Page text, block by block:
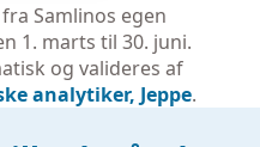
Samlinos egen
1. marts til 30. juni.
og valideres af
analytiker, Jeppe.